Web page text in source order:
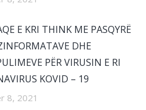
E KRI THINK ME PASQYRË
DHE
PËR VIRUSIN E RI
KOVID – 19
8, 2021